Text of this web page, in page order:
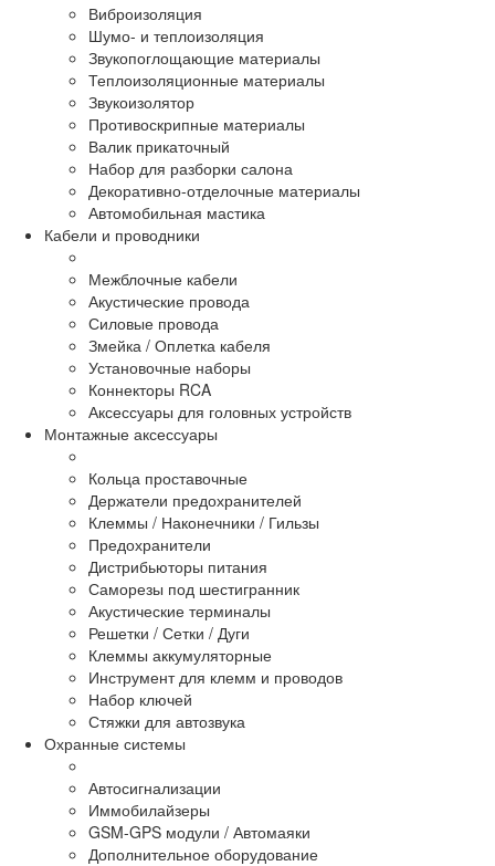
Виброизоляция
Шумо- и теплоизоляция
Звукопоглощающие материалы
Теплоизоляционные материалы
Звукоизолятор
Противоскрипные материалы
Валик прикаточный
Набор для разборки салона
Декоративно-отделочные материалы
Автомобильная мастика
Кабели и проводники
Межблочные кабели
Акустические провода
Силовые провода
Змейка / Оплетка кабеля
Установочные наборы
Коннекторы RCA
Аксессуары для головных устройств
Монтажные аксессуары
Кольца проставочные
Держатели предохранителей
Клеммы / Наконечники / Гильзы
Предохранители
Дистрибьюторы питания
Саморезы под шестигранник
Акустические терминалы
Решетки / Сетки / Дуги
Клеммы аккумуляторные
Инструмент для клемм и проводов
Набор ключей
Стяжки для автозвука
Охранные системы
Автосигнализации
Иммобилайзеры
GSM-GPS модули / Автомаяки
Дополнительное оборудование